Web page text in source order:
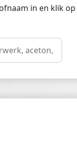
in en klik